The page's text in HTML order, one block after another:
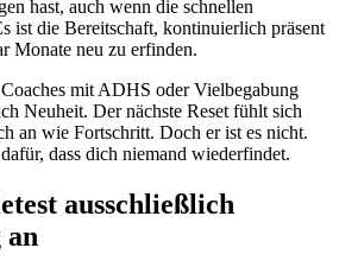
hast, auch wenn die schnellen
ist die Bereitschaft, kontinuierlich präsent
Monate neu zu erfinden.
mit ADHS oder Vielbegabung
Neuheit. Der nächste Reset fühlt sich
an wie Fortschritt. Doch er ist es nicht.
dass dich niemand wiederfindet.
ausschließlich
an